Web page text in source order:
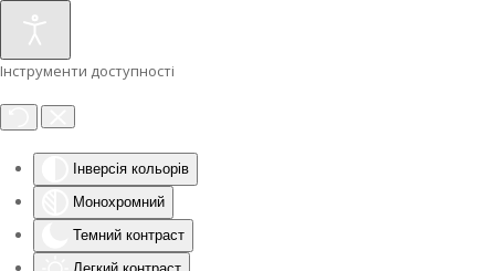
Інструменти доступності
Інверсія кольорів
Монохромний
Темний контраст